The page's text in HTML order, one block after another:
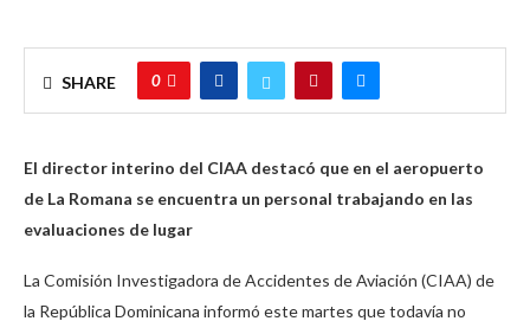
SHARE 0
El director interino del CIAA destacó que en el aeropuerto
de La Romana se encuentra un personal trabajando en las
evaluaciones de lugar
La Comisión Investigadora de Accidentes de Aviación (CIAA) de
la República Dominicana informó este martes que todavía no